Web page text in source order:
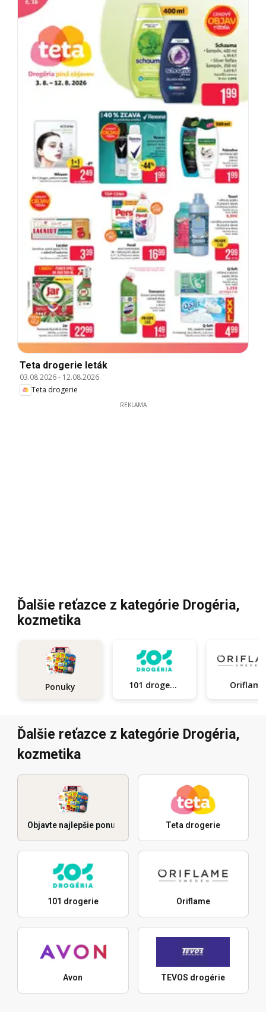
Teta drogerie leták
03.08.2026- 12.08.2026
Teta drogerie
REKLAMA
Ďalšie reťazce z kategórie Drogéria,
kozmetika
Ponuky 101 drogerie Oriflame
Ďalšie reťazce z kategórie Drogéria,
kozmetika
Objavte najlepšie ponuky Teta drogerie
101 drogerie Oriflame
Avon TEVOS drogérie